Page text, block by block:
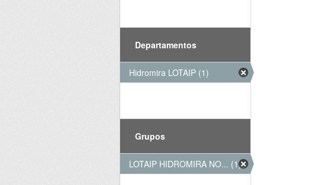
Departamentos
Hidromira LOTAIP (1)
Grupos
LOTAIP HIDROMIRA NO... (1)